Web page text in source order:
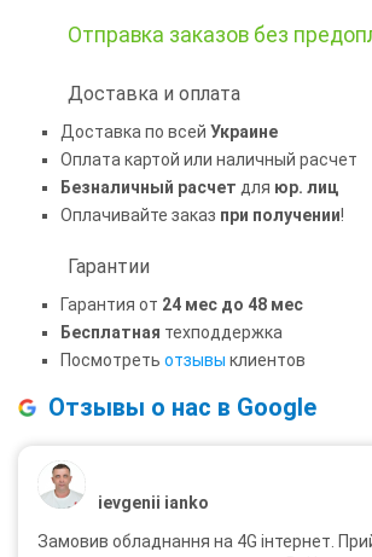
Отправка заказов без
Доставка и оплата
Доставка по всей Украине
Оплата картой или наличный расчет
Безналичный расчет для юр. лиц
Оплачивайте заказ при получении!
Гарантии
Гарантия от 24 мес до 48 мес
Бесплатная техподдержка
Посмотреть отзывы клиентов
Отзывы о нас в Google
ievgenii ianko
Замовив обладнання на 4G інтернет.